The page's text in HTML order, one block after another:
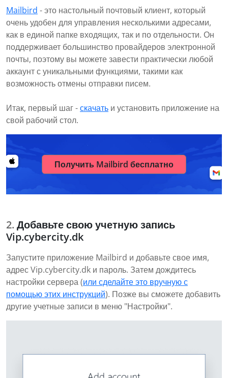
Mailbird - это настольный почтовый клиент, который
очень удобен для управления несколькими адресами,
как в единой папке входящих, так и по отдельности. Он
поддерживает большинство провайдеров электронной
почты, поэтому вы можете завести практически любой
аккаунт с уникальными функциями, такими как
возможность отмены отправки писем.
Итак, первый шаг -скачать и установить приложение на
свой рабочий стол.
Получить Mailbird бесплатно
Добавьте свою учетную запись
Vip.cybercity.dk
Запустите приложение Mailbird и добавьте свое имя,
адрес Vip.cybercity.dk и пароль. Затем дождитесь
настройки сервера (или сделайте это вручную с
помощью этих инструкций). Позже вы сможете добавить
другие учетные записи в меню "Настройки".